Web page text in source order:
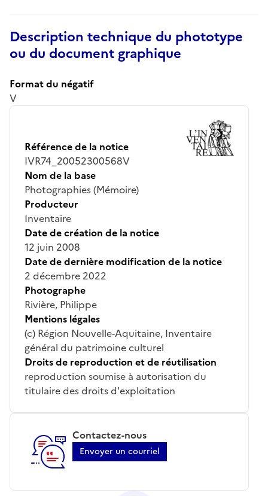
Description technique du phototype
ou du document graphique
Format du négatif
V
Référence de la notice
IVR74_20052300568V
Nom de la base
Photographies (Mémoire)
Producteur
Inventaire
Date de création de la notice
12 juin 2008
Date de dernière modification de la notice
2 décembre 2022
Photographe
Rivière, Philippe
Mentions légales
(c) Région Nouvelle-Aquitaine, Inventaire
général du patrimoine culturel
Droits de reproduction et de réutilisation
reproduction soumise à autorisation du
titulaire des droits d'exploitation
Contactez-nous
Envoyer un courriel